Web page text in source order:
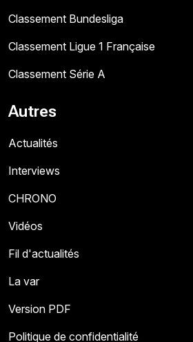
Classement Bundesliga
Classement Ligue 1 Française
Classement Série A
Autres
Actualités
Interviews
CHRONO
Vidéos
Fil d'actualités
La var
Version PDF
Politique de confidentialité